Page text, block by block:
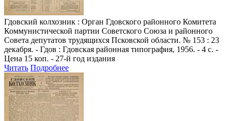
Гдовский колхозник : Орган Гдовского районного Комитета
Коммунистической партии Советского Союза и районного
Совета депутатов трудящихся Псковской области. № 153 : 23
декабря. - Гдов : Гдовская районная типография, 1956. - 4 с. -
Цена 15 коп. - 27-й год издания
Читать Подробнее